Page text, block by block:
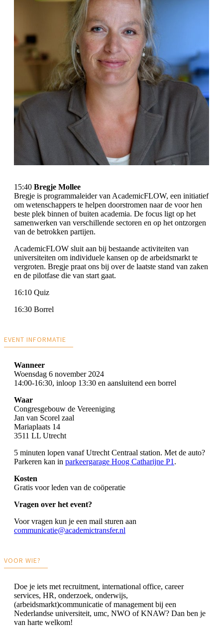
15:40 Bregje Mollee
Bregje is programmaleider van AcademicFLOW, een initiatief
om wetenschappers te helpen doorstromen naar de voor hen
beste plek binnen of buiten academia. De focus ligt op het
samenwerken van verschillende sectoren en op het ontzorgen
van de betrokken partijen.
AcademicFLOW sluit aan bij bestaande activiteiten van
universiteiten om individuele kansen op de arbeidsmarkt te
vergroten. Bregje praat ons bij over de laatste stand van zaken
en de pilotfase die van start gaat.
16:10 Quiz
16:30 Borrel
EVENT INFORMATIE
Wanneer
Woensdag 6 november 2024
14:00-16:30, inloop 13:30 en aansluitend een borrel
Waar
Congresgebouw de Vereeniging
Jan van Scorel zaal
Mariaplaats 14
3511 LL Utrecht
5 minuten lopen vanaf Utrecht Centraal station. Met de auto?
Parkeren kan in parkeergarage Hoog Catharijne P1 .
Kosten
Gratis voor leden van de coöperatie
Vragen over het event?
Voor vragen kun je een mail sturen aan
communicatie@academictransfer.nl
VOOR WIE?
Doe je iets met recruitment, international office, career
services, HR, onderzoek, onderwijs,
(arbeidsmarkt)communicatie of management bij een
Nederlandse universiteit, umc, NWO of KNAW? Dan ben je
van harte welkom!